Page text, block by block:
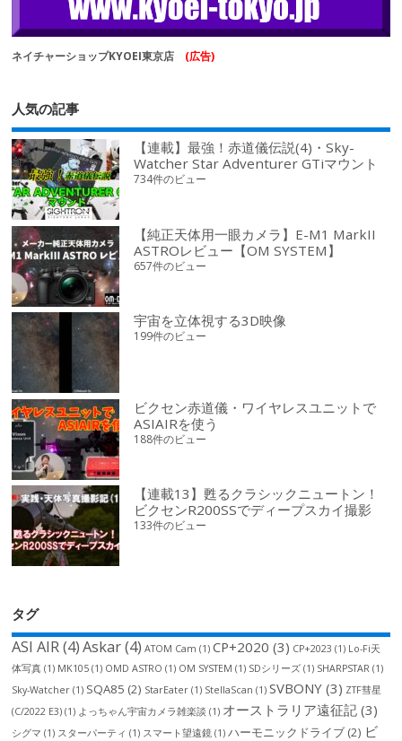
ネイチャーショップKYOEI東京店 (広告)
人気の記事
【連載】最強！赤道儀伝説(4)・Sky-
Watcher Star Adventurer GTiマウント
734件のビュー
【純正天体用一眼カメラ】E-M1 MarkII
ASTROレビュー【OM SYSTEM】
657件のビュー
宇宙を立体視する3D映像
199件のビュー
ビクセン赤道儀・ワイヤレスユニットで
ASIAIRを使う
188件のビュー
【連載13】甦るクラシックニュートン！
ビクセンR200SSでディープスカイ撮影
133件のビュー
タグ
ASI AIR(4) Askar(4) ATOM Cam (1) CP+2020 (3) CP+2023 (1) Lo-Fi天
体写真 (1) MK105 (1) OMD ASTRO (1) OM SYSTEM (1) SDシリーズ (1) SHARPSTAR (1)
Sky-Watcher (1) SQA85 (2) StarEater (1) StellaScan (1) SVBONY (3) ZTF彗星
(C/2022 E3) (1) よっちゃん宇宙カメラ雑楽談 (1) オーストラリア遠征記 (3)
シグマ (1) スターパーティ (1) スマート望遠鏡 (1) ハーモニックドライブ (2) ビ